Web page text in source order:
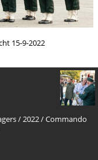
15-9-2022
/2022/Commando